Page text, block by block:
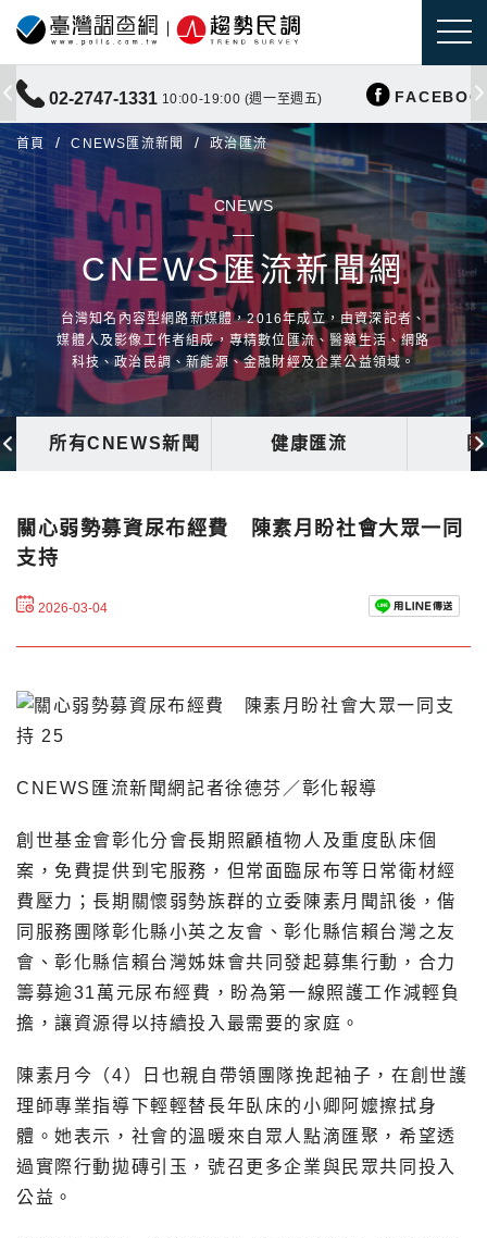
02-2747-1331 10:00-19:00 (週一至週五)
首頁 CNEWS匯流新聞 政治匯流
CNEWS
CNEWS匯流新聞網
台灣知名內容型網路新媒體，2016年成立，由資深記者、
媒體人及影像工作者組成，專精數位匯流、醫藥生活、網路
科技、政治民調、新能源、金融財經及企業公益領域。
所有CNEWS新聞 健康匯流
關心弱勢募資尿布經費 陳素月盼社會大眾一同
支持
2026-03-04
CNEWS匯流新聞網記者徐德芬／彰化報導
創世基金會彰化分會長期照顧植物人及重度臥床個
案，免費提供到宅服務，但常面臨尿布等日常衛材經
費壓力；長期關懷弱勢族群的立委陳素月聞訊後，偕
同服務團隊彰化縣小英之友會、彰化縣信賴台灣之友
會、彰化縣信賴台灣姊妹會共同發起募集行動，合力
籌募逾31萬元尿布經費，盼為第一線照護工作減輕負
擔，讓資源得以持續投入最需要的家庭。
陳素月今（4）日也親自帶領團隊挽起袖子，在創世護
理師專業指導下輕輕替長年臥床的小卿阿嬤擦拭身
體。她表示，社會的溫暖來自眾人點滴匯聚，希望透
過實際行動拋磚引玉，號召更多企業與民眾共同投入
公益。